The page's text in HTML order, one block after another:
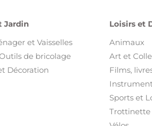
Jardin
et Vaisselles
de bricolage
Décoration
Loisirs et
Animaux
Art et
Films,
Sports et